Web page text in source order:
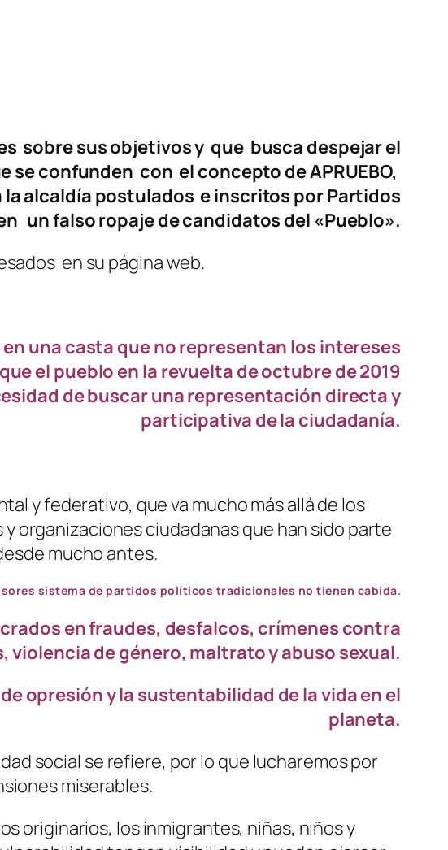
sobre sus objetivos y que busca despejar el
confunden con el concepto de APRUEBO,
alcaldía postulados e inscritos por Partidos
un falso ropaje de candidatos del «Pueblo».
en su página web.
una casta que no representan los intereses
el pueblo en la revuelta de octubre de 2019
de buscar una representación directa y
participativa de la ciudadanía.
y federativo, que va mucho más allá de los
organizaciones ciudadanas que han sido parte
mucho antes.
sistema de partidos políticos tradicionales no tienen cabida.
en fraudes, desfalcos, crímenes contra
violencia de género, maltrato y abuso sexual.
opresión y la sustentabilidad de la vida en el
planeta.
social se refiere, por lo que lucharemos por
miserables.
originarios, los inmigrantes, niñas, niños y